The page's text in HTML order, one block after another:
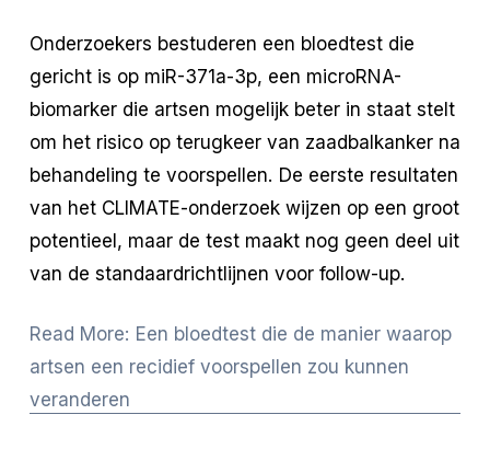
Onderzoekers bestuderen een bloedtest die
gericht is op miR-371a-3p, een microRNA-
biomarker die artsen mogelijk beter in staat stelt
om het risico op terugkeer van zaadbalkanker na
behandeling te voorspellen. De eerste resultaten
van het CLIMATE-onderzoek wijzen op een groot
potentieel, maar de test maakt nog geen deel uit
van de standaardrichtlijnen voor follow-up.
Read More: Een bloedtest die de manier waarop
artsen een recidief voorspellen zou kunnen
veranderen